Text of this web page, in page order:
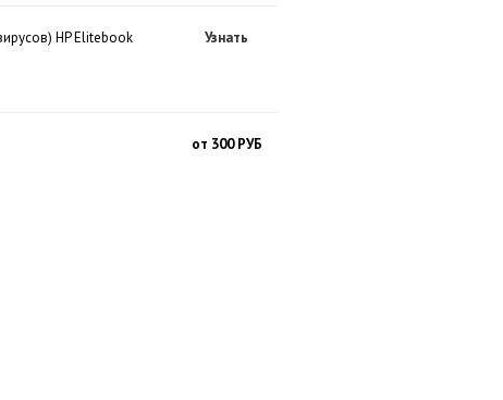
HP Elitebook
Узнать
от 300 РУБ